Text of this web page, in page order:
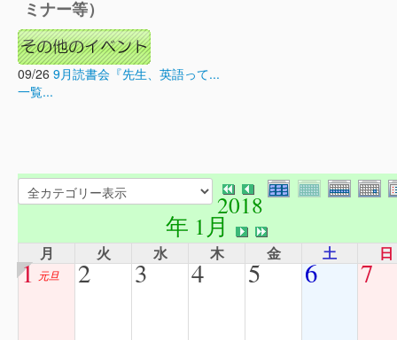
ミナー等）
09/26 9月読書会『先生、英語って...
一覧...
2018
年 1月
月 火 水 木 金 土 日
1 元旦 2 3 4 5 6 7